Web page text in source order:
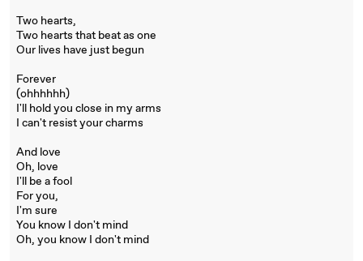
Two hearts,
Two hearts that beat as one
Our lives have just begun
Forever
(ohhhhhh)
I'll hold you close in my arms
I can't resist your charms
And love
Oh, love
I'll be a fool
For you,
I'm sure
You know I don't mind
Oh, you know I don't mind